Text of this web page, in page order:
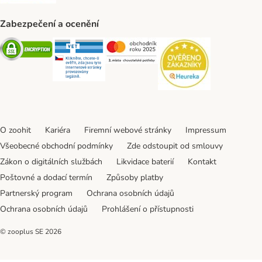
Zabezpečení a ocenění
Security Security Security
O zoohit Kariéra Firemní webové stránky
Impressum
Všeobecné obchodní podmínky
Zde odstoupit od smlouvy
Zákon o digitálních službách
Likvidace baterií
Kontakt
Poštovné a dodací termín
Způsoby platby
Partnerský program
Ochrana osobních údajů
Ochrana osobních údajů
Prohlášení o přístupnosti
© zooplus SE 2026